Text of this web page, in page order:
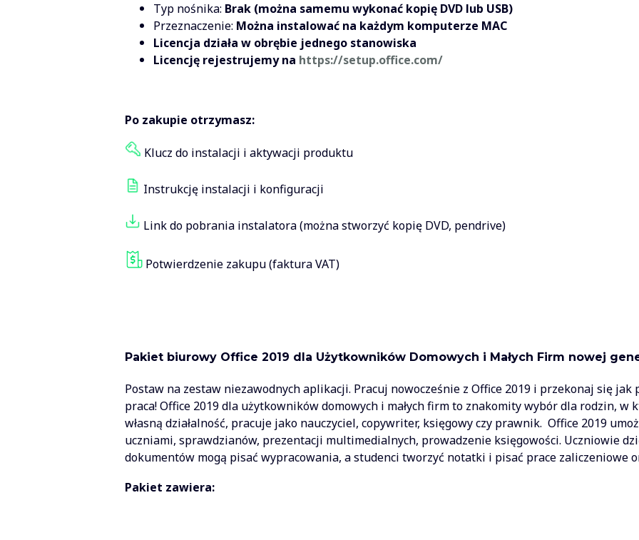
Typ nośnika: Brak (można samemu wykonać kopię DVD lub USB)
Przeznaczenie: Można instalować na każdym komputerze MAC
Licencja działa w obrębie jednego stanowiska
Licencję rejestrujemy na https://setup.office.com/
Po zakupie otrzymasz:
Klucz do instalacji i aktywacji produktu
Instrukcję instalacji i konfiguracji
Link do pobrania instalatora (można stworzyć kopię DVD, pendrive)
Potwierdzenie zakupu (faktura VAT)
Pakiet biurowy Office 2019 dla Użytkowników Domowych i Małych Firm nowej
Postaw na zestaw niezawodnych aplikacji. Pracuj nowocześnie z Office 2019 i przekonaj się
praca! Office 2019 dla użytkowników domowych i małych firm to znakomity wybór dla rodzin, w
własną działalność, pracuje jako nauczyciel, copywriter, księgowy czy prawnik. Office 2019
uczniami, sprawdzianów, prezentacji multimedialnych, prowadzenie księgowości. Uczniowie
dokumentów mogą pisać wypracowania, a studenci tworzyć notatki i pisać prace zaliczeniowe
Pakiet zawiera: